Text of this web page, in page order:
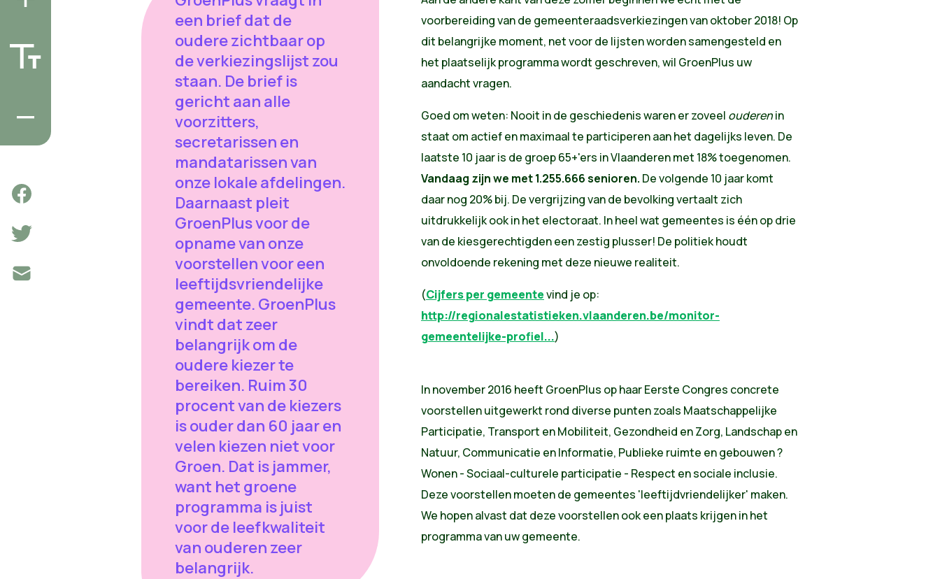
een brief dat de
oudere zichtbaar op
de verkiezingslijst zou
staan. De brief is
gericht aan alle
voorzitters,
secretarissen en
mandatarissen van
onze lokale afdelingen.
Daarnaast pleit
GroenPlus voor de
opname van onze
voorstellen voor een
leeftijdsvriendelijke
gemeente. GroenPlus
vindt dat zeer
belangrijk om de
oudere kiezer te
bereiken. Ruim 30
procent van de kiezers
is ouder dan 60 jaar en
velen kiezen niet voor
Groen. Dat is jammer,
want het groene
programma is juist
voor de leefkwaliteit
van ouderen zeer
belangrijk.
voorbereiding van de gemeenteraadsverkiezingen van oktober 2018! Op
dit belangrijke moment, net voor de lijsten worden samengesteld en
het plaatselijk programma wordt geschreven, wil GroenPlus uw
aandacht vragen.
Goed om weten: Nooit in de geschiedenis waren er zoveel ouderenin
staat om actief en maximaal te participeren aan het dagelijks leven. De
laatste 10 jaar is de groep 65+'ers in Vlaanderen met 18% toegenomen.
Vandaag zijn we met 1.255.666 senioren. De volgende 10 jaar komt
daar nog 20% bij. De vergrijzing van de bevolking vertaalt zich
uitdrukkelijk ook in het electoraat. In heel wat gemeentes is één op drie
van de kiesgerechtigden een zestig plusser! De politiek houdt
onvoldoende rekening met deze nieuwe realiteit.
(Cijfers per gemeentevind je op:
http://regionalestatistieken.vlaanderen.be/monitor-
gemeentelijke-profiel...)
In november 2016 heeft GroenPlus op haar Eerste Congres concrete
voorstellen uitgewerkt rond diverse punten zoals Maatschappelijke
Participatie, Transport en Mobiliteit, Gezondheid en Zorg, Landschap en
Natuur, Communicatie en Informatie, Publieke ruimte en gebouwen ?
Wonen - Sociaal-culturele participatie - Respect en sociale inclusie.
Deze voorstellen moeten de gemeentes 'leeftijdvriendelijker' maken.
We hopen alvast dat deze voorstellen ook een plaats krijgen in het
programma van uw gemeente.